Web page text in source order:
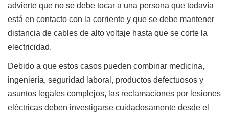
advierte que no se debe tocar a una persona que todavía
está en contacto con la corriente y que se debe mantener
distancia de cables de alto voltaje hasta que se corte la
electricidad.
Debido a que estos casos pueden combinar medicina,
ingeniería, seguridad laboral, productos defectuosos y
asuntos legales complejos, las reclamaciones por lesiones
eléctricas deben investigarse cuidadosamente desde el